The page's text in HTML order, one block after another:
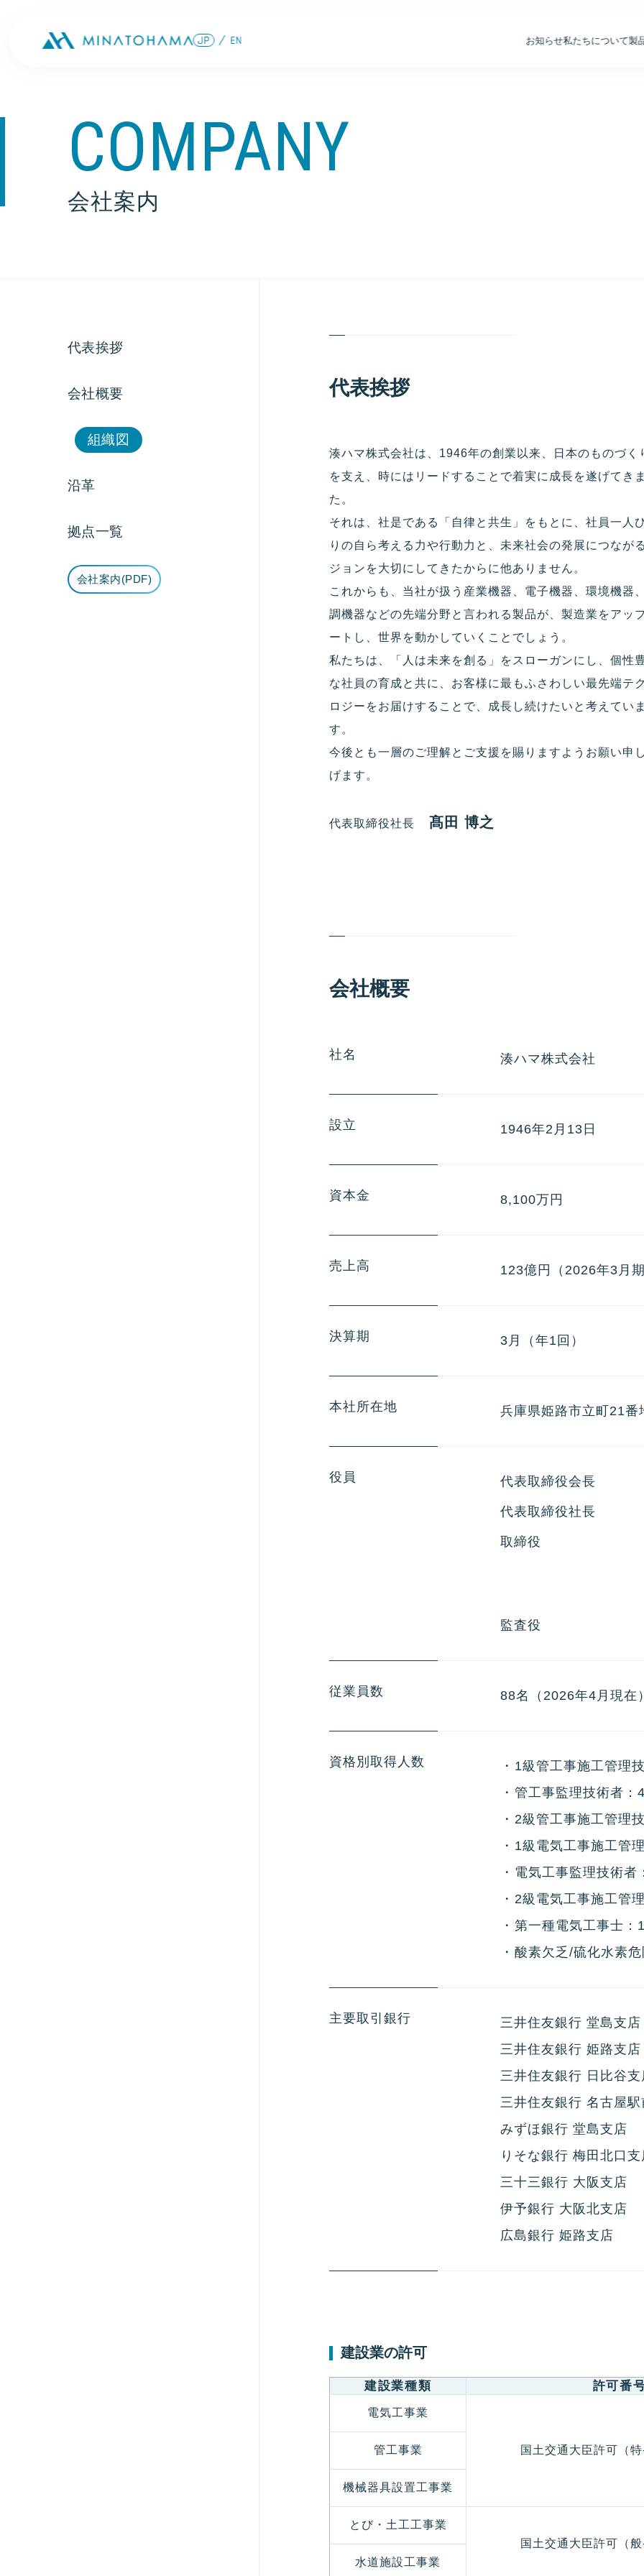
お知らせ私たちについて製
COMPANY
会社案内
代表挨拶
会社概要
組織図
沿革
拠点一覧
会社案内(PDF)
代表挨拶
湊ハマ株式会社は、1946年の創業以来、日本のものづく
を支え、時にはリードすることで着実に成長を遂げてき
た。
それは、社是である「自律と共生」をもとに、社員一人
りの自ら考える力や行動力と、未来社会の発展につなが
ジョンを大切にしてきたからに他ありません。
これからも、当社が扱う産業機器、電子機器、環境機器
調機器などの先端分野と言われる製品が、製造業をアッ
ートし、世界を動かしていくことでしょう。
私たちは、「人は未来を創る」をスローガンにし、個性
な社員の育成と共に、お客様に最もふさわしい最先端テ
ロジーをお届けすることで、成長し続けたいと考えてい
す。
今後とも一層のご理解とご支援を賜りますようお願い申
げます。
代表取締役社長 髙田 博之
会社概要
社名 湊ハマ株式会社
設立 1946年2月13日
資本金 8,100万円
売上高 123億円（2026年3月
決算期 3月（年1回）
本社所在地 兵庫県姫路市立町21番
役員 代表取締役会長
代表取締役社長
取締役
監査役
従業員数 88名（2026年4月現在
資格別取得人数 ・ 1級管工事施工管理
・ 管工事監理技術者：
・ 2級管工事施工管理
・ 1級電気工事施工管
・ 電気工事監理技術者
・ 2級電気工事施工管
・ 第一種電気工事士：
・ 酸素欠乏/硫化水素
主要取引銀行
三井住友銀行 堂島支店
三井住友銀行 姫路支店
三井住友銀行 日比谷支
三井住友銀行 名古屋
みずほ銀行 堂島支店
りそな銀行 梅田北口支
三十三銀行 大阪支店
伊予銀行 大阪北支店
広島銀行 姫路支店
建設業の許可
建設業種類 許可番
電気工事業
国土交通大臣許可（
管工事業
機械器具設置工事業
とび・土工工事業
国土交通大臣許可（
水道施設工事業